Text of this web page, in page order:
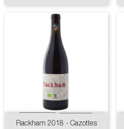
Rackham 2018 - Cazottes